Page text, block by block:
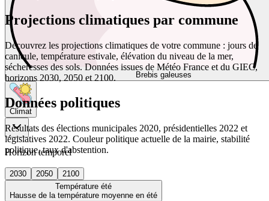
Brebis galeuses
Climat
Horizon temporel
2030 2050
2100
Température été
Hausse de la température moyenne en été
Projections climatiques par commune
Découvrez les projections climatiques de votre commune : jours de
canicule, température estivale, élévation du niveau de la mer,
sécheresses des sols. Données issues de Météo France et du GIEC,
horizons 2030, 2050 et 2100.
Données politiques
Résultats des élections municipales 2020, présidentielles 2022 et
législatives 2022. Couleur politique actuelle de la mairie, stabilité
politique, taux d'abstention.